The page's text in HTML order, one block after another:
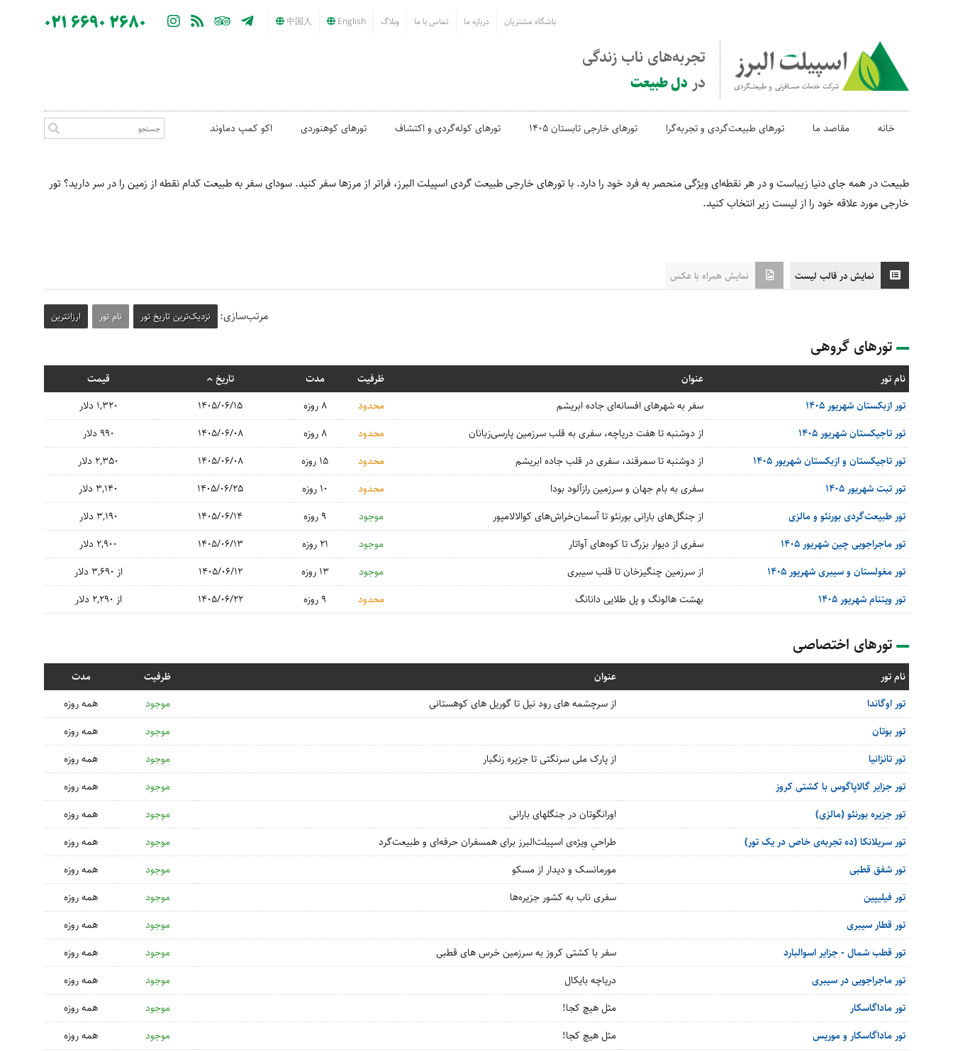
باشگاه مشتریان درباره ما تماس با ما وبلاگ English
中国人
021 6690 2680
تجربه‌های ناب زندگی
در دل طبیعت
خانه مقاصد ما تورهای طبیعت‌گردی و تجربه‌گرا تورهای خارجی تابستان 1405 تورهای کوله‌گردی و اکتشاف تورهای کوهنوردی اکو کمپ دماوند
طبیعت در همه جای دنیا زیباست و در هر نقطه‌ای ویژگی منحصر به فرد خود را دارد. با تورهای خارجی طبیعت گردی اسپیلت البرز، فراتر از مرزها سفر کنید. سودای سفر به طبیعت کدام نقطه از زمین را در سر دارید؟ تور
خارجی مورد علاقه خود را از لیست زیر انتخاب کنید.
نمایش در قالب لیست نمایش همراه با عکس
مرتب‌سازی: نزدیک‌ترین تاریخ تور نام تور ارزانترین
تورهای گروهی
نام تور عنوان ظرفیت مدت تاریخ
قیمت
تور ازبکستان شهریور 1405
سفر به شهرهای افسانه‌ای جاده ابریشم محدود 8 روزه 1405/06/15
1,320 دلار
تور تاجیکستان شهریور 1405
از دوشنبه تا هفت دریاچه، سفری به قلب سرزمین پارسی‌زبانان محدود 8 روزه 1405/06/08
990 دلار
تور تاجیکستان و ازبکستان شهریور 1405
از دوشنبه تا سمرقند، سفری در قلب جاده ابریشم محدود 15 روزه 1405/06/08
2,350 دلار
تور تبت شهریور 1405
سفری به بام جهان و سرزمین رازآلود بودا محدود 10 روزه 1405/06/25
3,140 دلار
تور طبیعت‌گردی بورنئو و مالزی
از جنگل‌های بارانی بورنئو تا آسمان‌خراش‌های کوالالامپور موجود 9 روزه 1405/06/14
3,190 دلار
تور ماجراجویی چین شهریور 1405
سفری از دیوار بزرگ تا کوه‌های آواتار موجود 21 روزه 1405/06/13
2,900 دلار
تور مغولستان و سیبری شهریور 1405
از سرزمین چنگیزخان تا قلب سیبری موجود 13 روزه 1405/06/12
از 3,690 دلار
تور ویتنام شهریور 1405
بهشت هالونگ و پل طلایی دانانگ محدود 9 روزه 1405/06/22 از 2,290 دلار
تورهای اختصاصی
نام تور عنوان ظرفیت
مدت
تور اوگاندا
از سرچشمه های رود نیل تا گوریل های کوهستانی موجود
همه روزه
تور بوتان
موجود
همه روزه
تور تانزانیا
از پارک ملی سرنگتی تا جزیره زنگبار موجود
همه روزه
تور جزایر گالاپاگوس با کشتی کروز
موجود
همه روزه
تور جزیره بورنئو (مالزی)
اورانگوتان در جنگلهای بارانی موجود
همه روزه
تور سریلانکا (ده تجربه‌ی خاص در یک تور)
طراحیِ ویژه‌ی اسپیلت‌البرز برای همسفران حرفه‌ای و طبیعت‌گرد موجود
همه روزه
تور شفق قطبی
مورمانسک و دیدار از مسکو موجود
همه روزه
تور فیلیپین
سفری‌ ناب به کشور جزیره‌ها موجود
همه روزه
تور قطار سیبری
موجود
همه روزه
تور قطب شمال - جزایر اسوالبارد
سفر با کشتی کروز به سرزمین خرس های قطبی موجود
همه روزه
تور ماجراجویی در سیبری
دریاچه بایکال موجود
همه روزه
تور ماداگاسکار
مثل هیچ کجا! موجود
همه روزه
تور ماداگاسکار و موریس
مثل هیچ کجا! موجود
همه روزه